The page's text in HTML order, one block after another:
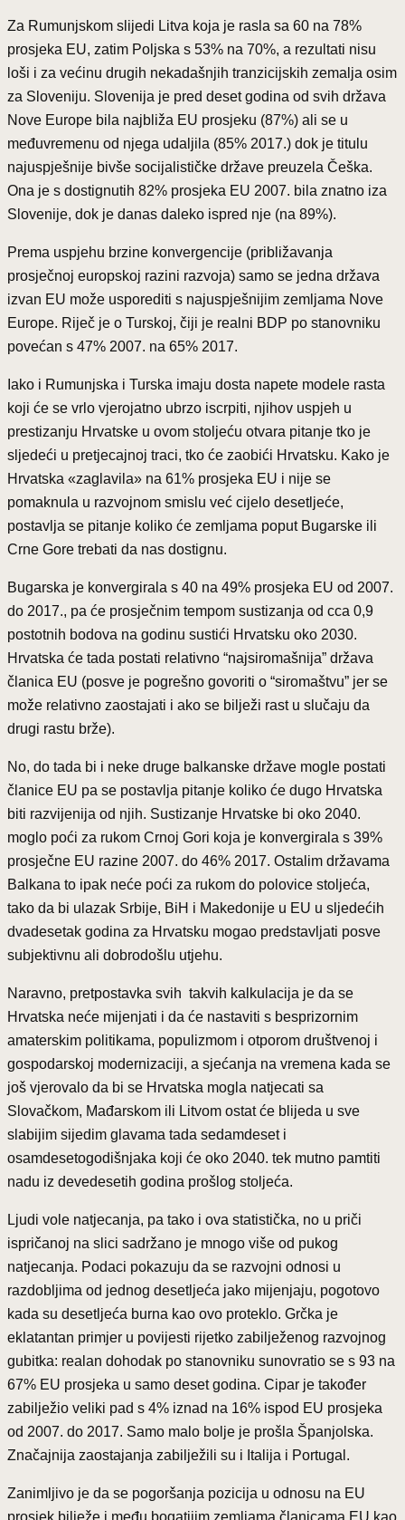
Za Rumunjskom slijedi Litva koja je rasla sa 60 na 78%
prosjeka EU, zatim Poljska s 53% na 70%, a rezultati nisu
loši i za većinu drugih nekadašnjih tranzicijskih zemalja osim
za Sloveniju. Slovenija je pred deset godina od svih država
Nove Europe bila najbliža EU prosjeku (87%) ali se u
međuvremenu od njega udaljila (85% 2017.) dok je titulu
najuspješnije bivše socijalističke države preuzela Češka.
Ona je s dostignutih 82% prosjeka EU 2007. bila znatno iza
Slovenije, dok je danas daleko ispred nje (na 89%).
Prema uspjehu brzine konvergencije (približavanja
prosječnoj europskoj razini razvoja) samo se jedna država
izvan EU može usporediti s najuspješnijim zemljama Nove
Europe. Riječ je o Turskoj, čiji je realni BDP po stanovniku
povećan s 47% 2007. na 65% 2017.
Iako i Rumunjska i Turska imaju dosta napete modele rasta
koji će se vrlo vjerojatno ubrzo iscrpiti, njihov uspjeh u
prestizanju Hrvatske u ovom stoljeću otvara pitanje tko je
sljedeći u pretjecajnoj traci, tko će zaobići Hrvatsku. Kako je
Hrvatska «zaglavila» na 61% prosjeka EU i nije se
pomaknula u razvojnom smislu već cijelo desetljeće,
postavlja se pitanje koliko će zemljama poput Bugarske ili
Crne Gore trebati da nas dostignu.
Bugarska je konvergirala s 40 na 49% prosjeka EU od 2007.
do 2017., pa će prosječnim tempom sustizanja od cca 0,9
postotnih bodova na godinu sustići Hrvatsku oko 2030.
Hrvatska će tada postati relativno “najsiromašnija” država
članica EU (posve je pogrešno govoriti o “siromaštvu” jer se
može relativno zaostajati i ako se bilježi rast u slučaju da
drugi rastu brže).
No, do tada bi i neke druge balkanske države mogle postati
članice EU pa se postavlja pitanje koliko će dugo Hrvatska
biti razvijenija od njih. Sustizanje Hrvatske bi oko 2040.
moglo poći za rukom Crnoj Gori koja je konvergirala s 39%
prosječne EU razine 2007. do 46% 2017. Ostalim državama
Balkana to ipak neće poći za rukom do polovice stoljeća,
tako da bi ulazak Srbije, BiH i Makedonije u EU u sljedećih
dvadesetak godina za Hrvatsku mogao predstavljati posve
subjektivnu ali dobrodošlu utjehu.
Naravno, pretpostavka svih takvih kalkulacija je da se
Hrvatska neće mijenjati i da će nastaviti s besprizornim
amaterskim politikama, populizmom i otporom društvenoj i
gospodarskoj modernizaciji, a sjećanja na vremena kada se
još vjerovalo da bi se Hrvatska mogla natjecati sa
Slovačkom, Mađarskom ili Litvom ostat će blijeda u sve
slabijim sijedim glavama tada sedamdeset i
osamdesetogodišnjaka koji će oko 2040. tek mutno pamtiti
nadu iz devedesetih godina prošlog stoljeća.
Ljudi vole natjecanja, pa tako i ova statistička, no u priči
ispričanoj na slici sadržano je mnogo više od pukog
natjecanja. Podaci pokazuju da se razvojni odnosi u
razdobljima od jednog desetljeća jako mijenjaju, pogotovo
kada su desetljeća burna kao ovo proteklo. Grčka je
eklatantan primjer u povijesti rijetko zabilježenog razvojnog
gubitka: realan dohodak po stanovniku sunovratio se s 93 na
67% EU prosjeka u samo deset godina. Cipar je također
zabilježio veliki pad s 4% iznad na 16% ispod EU prosjeka
od 2007. do 2017. Samo malo bolje je prošla Španjolska.
Značajnija zaostajanja zabilježili su i Italija i Portugal.
Zanimljivo je da se pogoršanja pozicija u odnosu na EU
prosjek bilježe i među bogatijim zemljama članicama EU kao